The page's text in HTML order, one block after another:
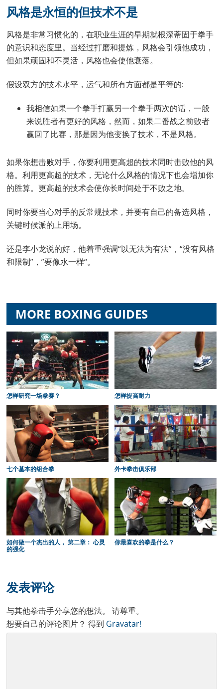
风格是永恒的但技术不是
风格是非常习惯化的，在职业生涯的早期就根深蒂固于拳手
的意识和态度里。当经过打磨和提炼，风格会引领他成功，
但如果顽固和不灵活，风格也会使他衰落。
假设双方的技术水平，运气和所有方面都是平等的:
我相信如果一个拳手打赢另一个拳手两次的话，一般
来说胜者有更好的风格，然而，如果二番战之前败者
赢回了比赛，那是因为他变换了技术，不是风格。
如果你想击败对手，你要利用更高超的技术同时击败他的风
格。利用更高超的技术，无论什么风格的情况下也会增加你
的胜算。更高超的技术会使你长时间处于不败之地。
同时你要当心对手的反常规技术，并要有自己的备选风格，
关键时候派的上用场。
还是李小龙说的好，他着重强调“以无法为有法”，“没有风格
和限制”，”要像水一样“。
MORE BOXING GUIDES
怎样研究一场拳赛？ 怎样提高耐力
七个基本的组合拳 外卡拳击俱乐部
如何做一个杰出的人， 第二章： 心灵
的强化
你最喜欢的拳是什么？
Interactions
发表评论
与其他拳击手分享您的想法。 请尊重。
想要自己的评论图片？ 得到 Gravatar!